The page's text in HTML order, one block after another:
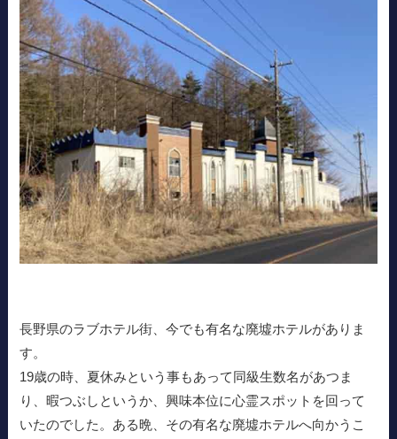
長野県のラブホテル街、今でも有名な廃墟ホテルがありま
す。
19歳の時、夏休みという事もあって同級生数名があつま
り、暇つぶしというか、興味本位に心霊スポットを回って
いたのでした。ある晩、その有名な廃墟ホテルへ向かうこ